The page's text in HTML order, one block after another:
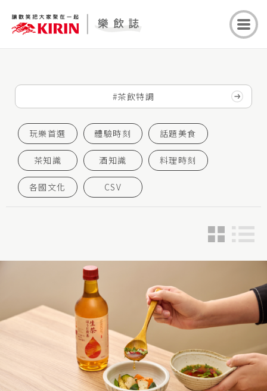
玩樂首選 體驗時刻 話題美食
茶知識 酒知識 料理時刻
各國文化 CSV